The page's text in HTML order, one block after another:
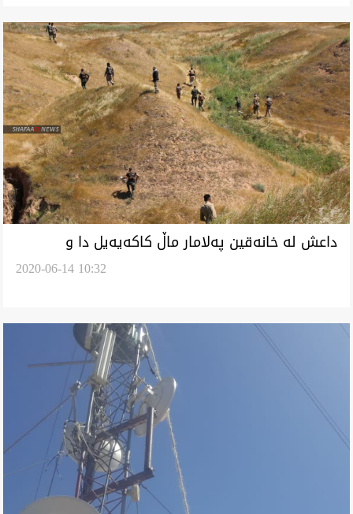
داعش له‌ خانه‌قين په‌لامار ماڵ كاكه‌يه‌يل دا و
قوربانى و بيسه‌روشوونكردن له‌لى كه‌فته‌وه‌2020-06-14 10:32